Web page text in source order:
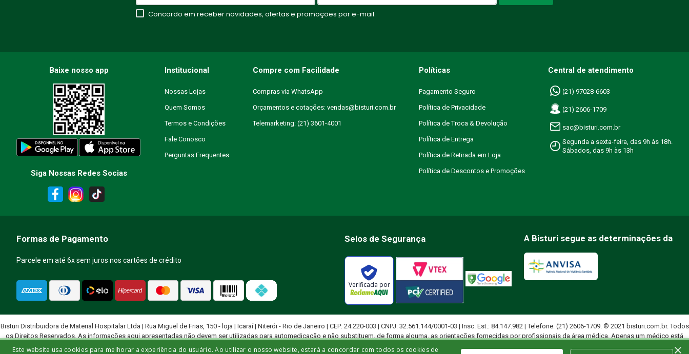
Concordo em receber novidades, ofertas e promoções por e-mail.
Baixe nosso app
Siga Nossas Redes Socias
Institucional
Nossas Lojas
Quem Somos
Termos e Condições
Fale Conosco
Perguntas Frequentes
Compre com Facilidade
Compras via WhatsApp
Orçamentos e cotações: vendas@bisturi.com.br
Telemarketing: (21) 3601-4001
Políticas
Pagamento Seguro
Política de Privacidade
Política de Troca & Devolução
Política de Entrega
Política de Retirada em Loja
Política de Descontos e Promoções
Central de atendimento
(21) 97028-6603
(21) 2606-1709
sac@bisturi.com.br
Segunda a sexta-feira, das 9h às 18h.
Sábados, das 9h às 13h
Formas de Pagamento
Parcele em até 6x sem juros nos cartões de crédito
Selos de Segurança
Verificada por
A Bisturi segue as determinações da
Bisturi Distribuidora de Material Hospitalar Ltda | Rua Miguel de Frias, 150 - loja | Icaraí | Niterói - Rio de Janeiro | CEP: 24.220-003 | CNPJ: 32.561.144/0001-03 | Insc. Est.: 84.147.982 | Telefone: (21) 2606-1709. © 2021 bisturi.com.br. Todos
os Direitos Reservados. As informações aqui apresentadas não devem ser utilizadas para automedicação e não substituem, de forma alguma, as orientações fornecidas por profissionais da área médica. Apenas um médico está
qualificado para diagnosticar problemas de saúde e prescrever tratamentos adequados.
×
Este website usa cookies para melhorar a experiência do usuário. Ao utilizar o nosso website, estará a concordar com todos os cookies de